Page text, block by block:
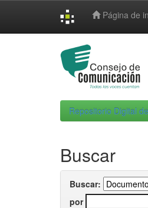
Página de
Repositorio Digital
Buscar
Buscar:
por